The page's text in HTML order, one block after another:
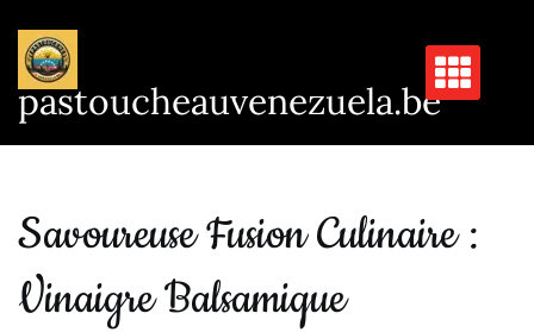
contenu
pastoucheauvenezuela.be
Savoureuse Fusion Culinaire :
Vinaigre Balsamique